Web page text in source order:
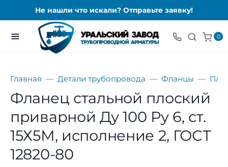
Не нашли что искали? Отправьте заявку!
0
Главная Детали трубопровода Фланцы
Фланец стальной плоский
приварной Ду 100 Ру 6, ст.
15Х5М, исполнение 2, ГОСТ
12820-80